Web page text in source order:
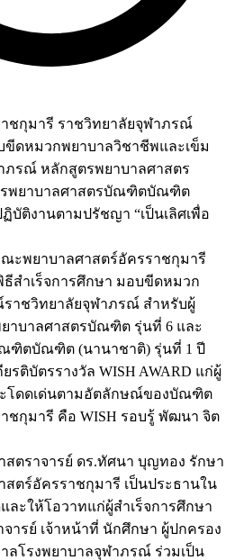
ชกุมารี ราชวิทยาลัยจุฬาภรณ์
ขีดหมวกพยาบาลวิชาชีพและเข็ม
รณ์ หลักสูตรพยาบาลศาสตร
พยาบาลศาสตรบัณฑิตบัณฑิต
บัติงานตามปรัชญา “เป็นเลิศเพื่อ
ะพยาบาลศาสตร์อัครราชกุมารี
สำเร็จการศึกษา มอบขีดหมวก
าชวิทยาลัยจุฬาภรณ์ สำหรับผู้
าบาลศาสตรบัณฑิต รุ่นที่ 6 และ
ฑิตบัณฑิต (นานาชาติ) รุ่นที่ 1 ปี
รติบัตรรางวัล WISH AWARD แก่ผู้
โดดเด่นตามอัตลักษณ์ของบัณฑิต
ชกุมารี คือ WISH รอบรู้ พัฒนา จิต
สตราจารย์ ดร.ทัศนา บุญทอง รักษา
ตร์อัครราชกุมารี เป็นประธานใน
ะให้โอวาทแก่ผู้สำเร็จการศึกษา
ารย์ เจ้าหน้าที่ นักศึกษา ผู้ปกครอง
ลโรงพยาบาลจุฬาภรณ์ ร่วมเป็น